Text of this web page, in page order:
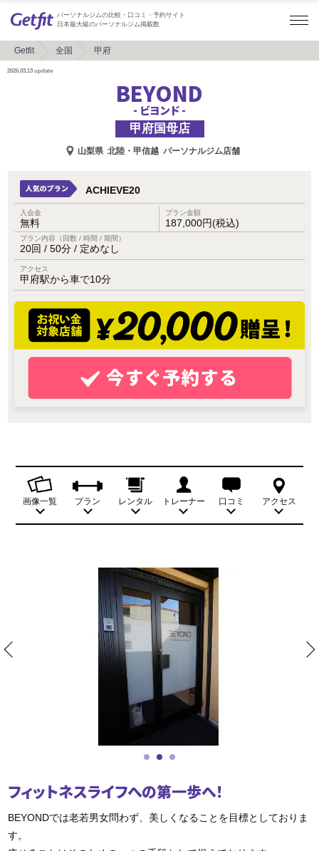
パーソナルジムの比較・口コミ・予約サイト
日本最大級のパーソナルジム掲載数
Getfit 全国 甲府
2026.03.13 update
BEYOND
- ビヨンド -
甲府国母店
山梨県 北陸・甲信越 パーソナルジム店舗
ACHIEVE20
入会金
無料
プラン金額
187,000円(税込)
プラン内容（回数 / 時間 / 期間）
20回 / 50分 / 定めなし
アクセス
甲府駅から車で10分
画像一覧 プラン レンタル トレーナー 口コミ アクセス
フィットネスライフへの第一歩へ！
BEYONDでは老若男女問わず、美しくなることを目標としておりま
す。